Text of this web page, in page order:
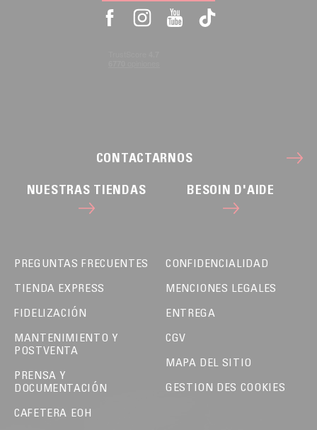
CONTACTARNOS
NUESTRAS TIENDAS BESOIN D'AIDE
PREGUNTAS FRECUENTES
TIENDA EXPRESS
FIDELIZACIÓN
MANTENIMIENTO Y
POSTVENTA
PRENSA Y
DOCUMENTACIÓN
CAFETERA EOH
CONFIDENCIALIDAD
MENCIONES LEGALES
ENTREGA
CGV
MAPA DEL SITIO
GESTION DES COOKIES